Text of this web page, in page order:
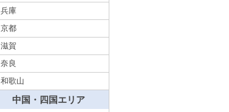
兵庫
京都
滋賀
奈良
和歌山
中国・四国エリア